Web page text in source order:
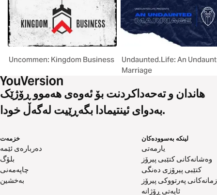
Uncommen: Kingdom Business
Undaunted.Life: An
Marriage
هاندان و تەحەداکردنت بۆ ئەوەی هەموو ڕۆژێک
بەدوای ئینتیمادا بگەڕێیت لەگەڵ خودا.
خزمەت
دەربارەی ئێمە
بلۆگ
چاپەمەنی
بەخشین
لینکە بەسوودەکان
یارمەتی
وەشانەکانی کتێبی پیرۆز
کتێبی پیرۆزی دەنگی
زمانەکانی پەرتووکی پیرۆز
ئایەتی ڕۆژانە